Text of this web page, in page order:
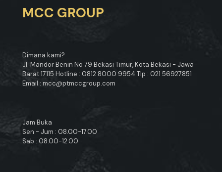
MCC GROUP
Dimana kami?
Jl. Mandor Benin No 79 Bekasi Timur, Kota Bekasi - Jawa
Barat 17115 Hotline : 0812 8000 9954 Tlp : 021 56927851
Email : mcc@ptmccgroup.com
Jam Buka
Sen - Jum : 08.00-17.00
Sab : 08.00-12.00